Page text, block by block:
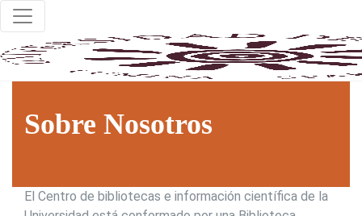
Sobre Nosotros
El Centro de bibliotecas e información científica de la